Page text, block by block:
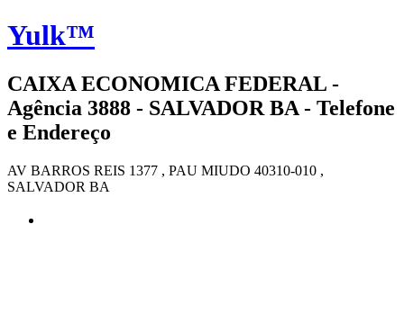
Yulk™
CAIXA ECONOMICA FEDERAL -
Agência 3888 - SALVADOR BA - Telefone
e Endereço
AV BARROS REIS 1377 , PAU MIUDO 40310-010 ,
SALVADOR BA